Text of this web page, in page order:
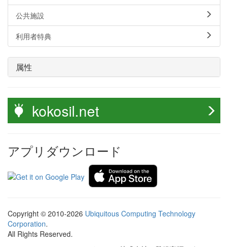
公共施設
利用者特典
属性
kokosil.net
アプリダウンロード
Copyright © 2010-2026 Ubiquitous Computing Technology
Corporation.
All Rights Reserved.